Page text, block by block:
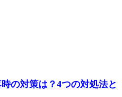
の対策は？4つの対処法と